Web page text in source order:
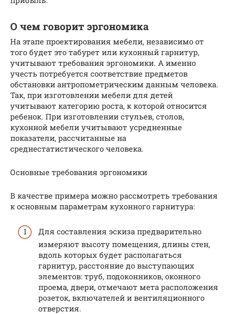
О чем говорит эргономика
На этапе проектирования мебели, независимо от
того будет это табурет или кухонный гарнитур,
учитывают требования эргономики. А именно
учесть потребуется соответствие предметов
обстановки антропометрическим данным человека.
Так, при изготовлении мебели для детей
учитывают категорию роста, к которой относится
ребенок. При изготовлении стульев, столов,
кухонной мебели учитывают усредненные
показатели, рассчитанные на
среднестатистического человека.
Основные требования эргономики
В качестве примера можно рассмотреть требования
к основным параметрам кухонного гарнитура:
Для составления эскиза предварительно
измеряют высоту помещения, длины стен,
вдоль которых будет располагаться
гарнитур, расстояние до выступающих
элементов: труб, подоконников, оконного
проема, двери, отмечают мета расположения
розеток, включателей и вентиляционного
отверстия.